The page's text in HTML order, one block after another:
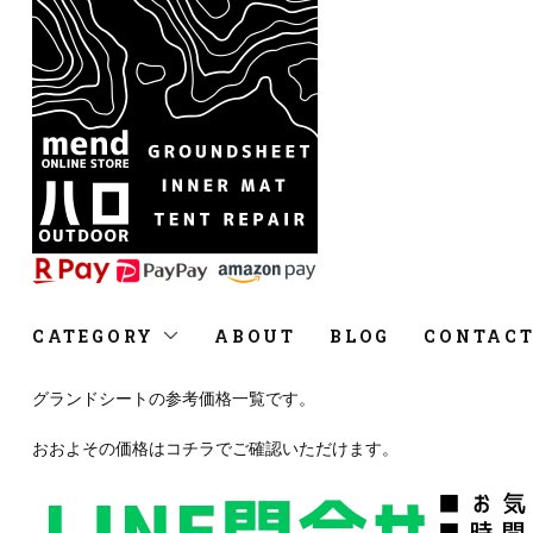
CATEGORY ABOUT BLOG
グランドシートの参考価格一覧です。
おおよその価格はコチラでご確認いただけます。